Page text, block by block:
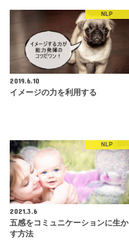
NLP
2019.6.10
イメージの力を利用する
NLP
2021.3.6
五感をコミュニケーションに生か
す方法